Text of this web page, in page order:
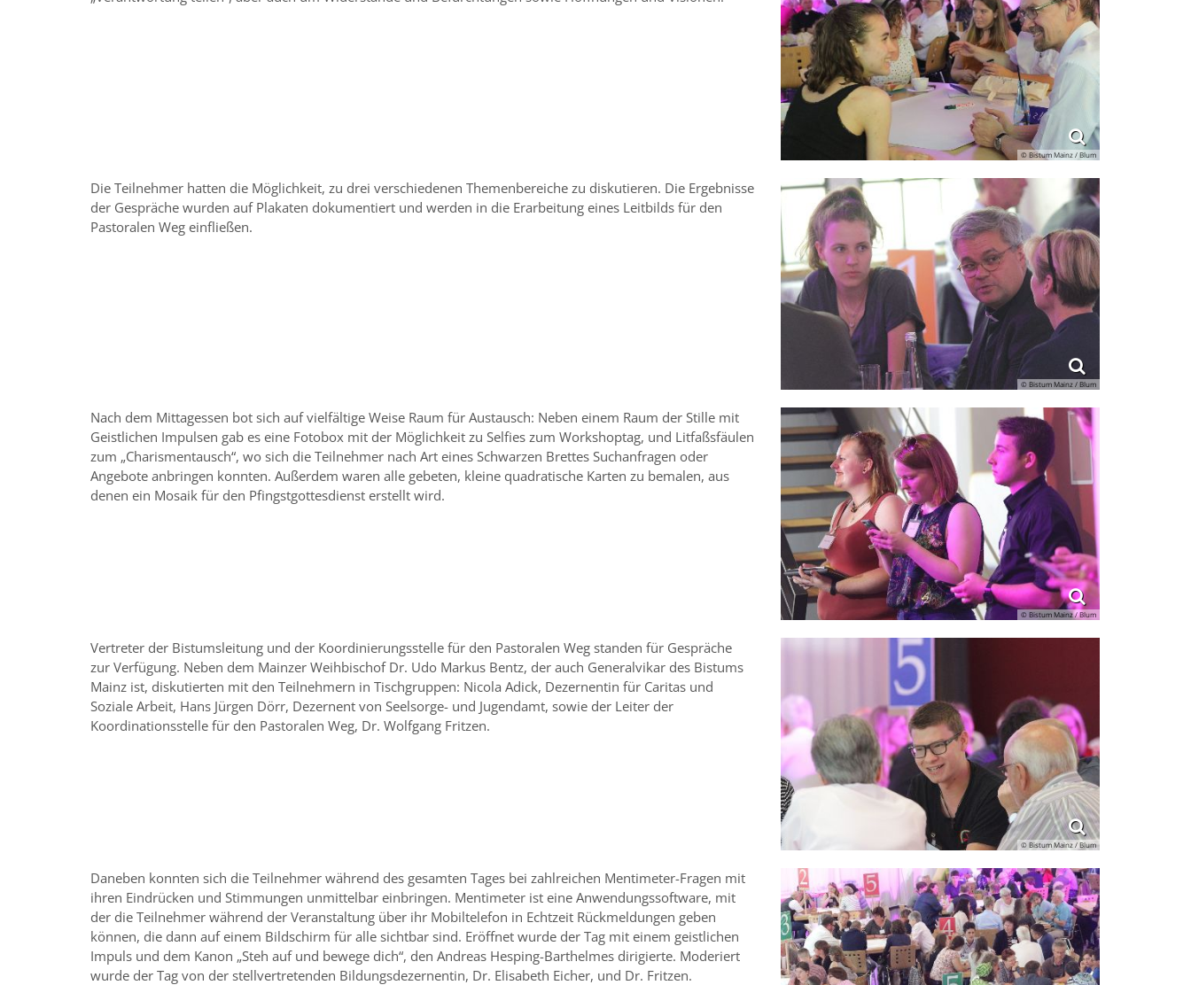
© Bistum Mainz / Blum
© Bistum Mainz / Blum
Die Teilnehmer hatten die Möglichkeit, zu drei verschiedenen Themenbereiche zu diskutieren. Die Ergebnisse
der Gespräche wurden auf Plakaten dokumentiert und werden in die Erarbeitung eines Leitbilds für den
Pastoralen Weg einfließen.
© Bistum Mainz / Blum
Nach dem Mittagessen bot sich auf vielfältige Weise Raum für Austausch: Neben einem Raum der Stille mit
Geistlichen Impulsen gab es eine Fotobox mit der Möglichkeit zu Selfies zum Workshoptag, und Litfaßsfäulen
zum „Charismentausch“, wo sich die Teilnehmer nach Art eines Schwarzen Brettes Suchanfragen oder
Angebote anbringen konnten. Außerdem waren alle gebeten, kleine quadratische Karten zu bemalen, aus
denen ein Mosaik für den Pfingstgottesdienst erstellt wird.
© Bistum Mainz / Blum
Vertreter der Bistumsleitung und der Koordinierungsstelle für den Pastoralen Weg standen für Gespräche
zur Verfügung. Neben dem Mainzer Weihbischof Dr. Udo Markus Bentz, der auch Generalvikar des Bistums
Mainz ist, diskutierten mit den Teilnehmern in Tischgruppen: Nicola Adick, Dezernentin für Caritas und
Soziale Arbeit, Hans Jürgen Dörr, Dezernent von Seelsorge- und Jugendamt, sowie der Leiter der
Koordinationsstelle für den Pastoralen Weg, Dr. Wolfgang Fritzen.
Daneben konnten sich die Teilnehmer während des gesamten Tages bei zahlreichen Mentimeter-Fragen mit
ihren Eindrücken und Stimmungen unmittelbar einbringen. Mentimeter ist eine Anwendungssoftware, mit
der die Teilnehmer während der Veranstaltung über ihr Mobiltelefon in Echtzeit Rückmeldungen geben
können, die dann auf einem Bildschirm für alle sichtbar sind. Eröffnet wurde der Tag mit einem geistlichen
Impuls und dem Kanon „Steh auf und bewege dich“, den Andreas Hesping-Barthelmes dirigierte. Moderiert
wurde der Tag von der stellvertretenden Bildungsdezernentin, Dr. Elisabeth Eicher, und Dr. Fritzen.